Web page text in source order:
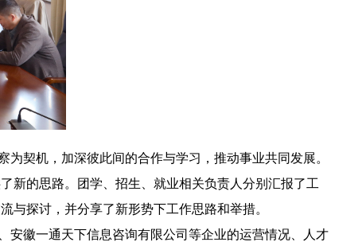
契机，加深彼此间的合作与学习，推动事业共同发展。
新的思路。团学、招生、就业相关负责人分别汇报了工
与探讨，并分享了新形势下工作思路和举措。
徽一通天下信息咨询有限公司等企业的运营情况、人才